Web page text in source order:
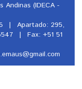
(IDECA -
|
Apartado: 295,
|
Fax: +51 51
gmail.com